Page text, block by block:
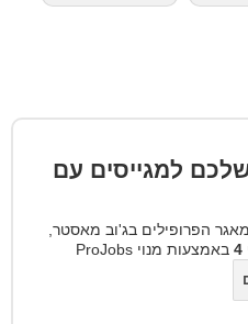
למגייסים עם
הפרופילים בג'וב מאסטר,
באמצעות מנוי ProJobs